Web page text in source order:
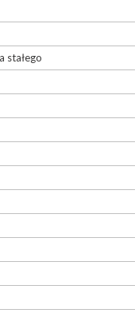
stałego